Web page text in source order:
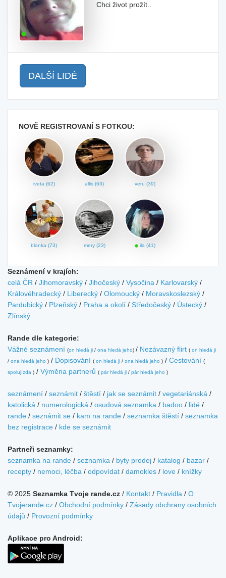
Chci život prožít..
DALŠÍ LIDÉ
NOVĚ REGISTROVANÍ S FOTKOU:
iveta (62) allis (63) veru (39)
blanka (73) mery (23) ila (41)
Seznámení v krajích:
celá ČR / Jihomoravský / Jihočeský / Vysočina / Karlovarský /
Královéhradecký / Liberecký / Olomoucký / Moravskoslezský /
Pardubický / Plzeňský / Praha a okolí / Středočeský / Ústecký /
Zlínský
Rande dle kategorie:
Vážné seznámení (on hledá ji / ona hledá jeho) / Nezávazný flirt ( on hledá ji
/ ona hledá jeho ) / Dopisování ( on hledá ji / ona hledá jeho ) / Cestování (
spolujízda ) / Výměna partnerů ( pár hledá ji / pár hledá jeho )
seznámení / seznámit / štěstí / jak se seznámit / vegetariánská /
katolická / numerologická / osudová seznamka / badoo / lidé /
rande / seznámit se / kam na rande / seznamka štěstí / seznamka
bez registrace / kde se seznámit
Partneři seznamky:
seznamka na rande / seznamka / byty prodej / katalog / bazar /
recepty / nemoci, léčba / odpovídat / damokles / love / knížky
© 2025 Seznamka Tvoje rande.cz / Kontakt / Pravidla / O
Tvojerande.cz / Obchodní podmínky / Zásady obchrany osobních
údajů / Provozní podmínky
Aplikace pro Android: